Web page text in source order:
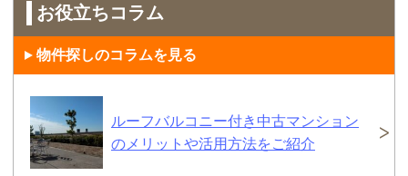
お役立ちコラム
物件探しのコラムを見る
ルーフバルコニー付き中古マンション
のメリットや活用方法をご紹介